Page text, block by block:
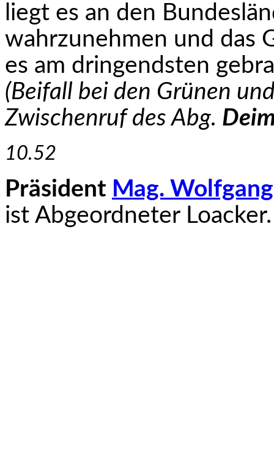
liegt es an den
wahrzunehmen und das
es am dringendsten
(Beifall bei den Grünen
Zwischenruf des Abg.
10.52
Präsident Mag.
ist Abgeordneter